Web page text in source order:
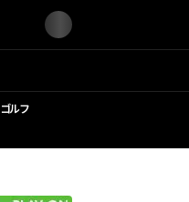
ゴルフ